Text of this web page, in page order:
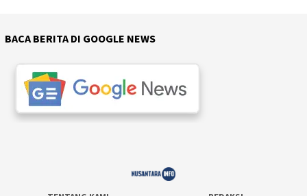
BACA BERITA DI GOOGLE NEWS